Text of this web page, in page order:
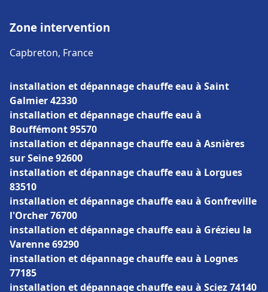
Zone intervention
Capbreton, France
installation et dépannage chauffe eau à Saint
Galmier 42330
installation et dépannage chauffe eau à
Bouffémont 95570
installation et dépannage chauffe eau à Asnières
sur Seine 92600
installation et dépannage chauffe eau à Lorgues
83510
installation et dépannage chauffe eau à Gonfreville
l'Orcher 76700
installation et dépannage chauffe eau à Grézieu la
Varenne 69290
installation et dépannage chauffe eau à Lognes
77185
installation et dépannage chauffe eau à Sciez 74140